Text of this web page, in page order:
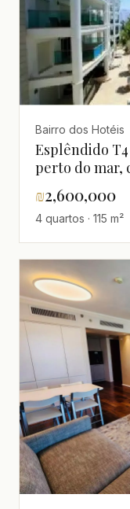
Bairro dos Hotéis
Esplêndido
perto do mar,
₪2,600,000
4 quartos · 115 m²